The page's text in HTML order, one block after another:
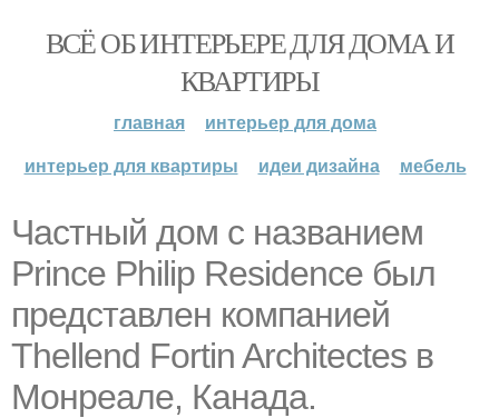
ВСЁ ОБ ИНТЕРЬЕРЕ ДЛЯ ДОМА И
КВАРТИРЫ
главная
интерьер для дома
интерьер для квартиры
идеи дизайна мебель
Частный дом с названием
Prince Philip Residence был
представлен компанией
Thellend Fortin Architectes в
Монреале, Канада.